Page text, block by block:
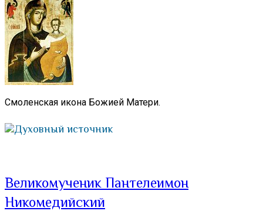
Смоленская икона Божией Матери.
Духовный источник
Великомученик Пантелеимон
Никомедийский